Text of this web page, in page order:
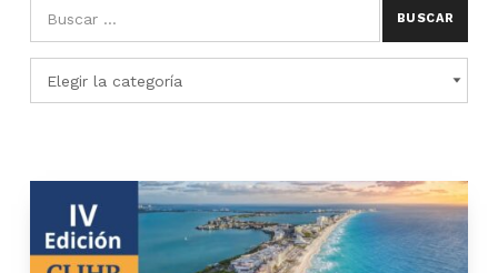
Búsqueda para:
CATEGORÍAS
Categorías